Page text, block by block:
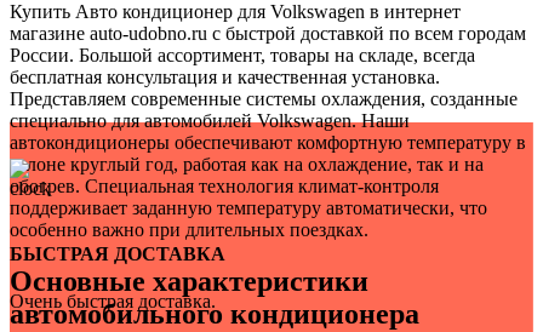
Купить Авто кондиционер для Volkswagen в интернет
магазине auto-udobno.ru с быстрой доставкой по всем городам
России. Большой ассортимент, товары на складе, всегда
бесплатная консультация и качественная установка.
Представляем современные системы охлаждения, созданные
специально для автомобилей Volkswagen. Наши
автокондиционеры обеспечивают комфортную температуру в
салоне круглый год, работая как на охлаждение, так и на
обогрев. Специальная технология климат-контроля
поддерживает заданную температуру автоматически, что
особенно важно при длительных поездках.
Основные характеристики
автомобильного кондиционера
БЫСТРАЯ ДОСТАВКА
Очень быстрая доставка.